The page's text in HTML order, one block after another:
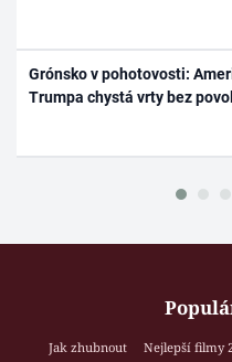
Grónsko v pohotovosti:
Trumpa chystá vrty bez
Jak zhubnout Nejlepší filmy